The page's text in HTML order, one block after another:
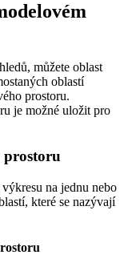
můžete oblast
oblastí
prostoru.
je možné uložit pro
prostoru
na jednu nebo
které se nazývají